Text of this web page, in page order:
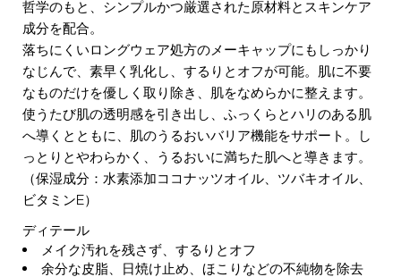
哲学のもと、シンプルかつ厳選された原材料とスキンケア
成分を配合。
落ちにくいロングウェア処方のメーキャップにもしっかり
なじんで、素早く乳化し、するりとオフが可能。肌に不要
なものだけを優しく取り除き、肌をなめらかに整えます。
使うたび肌の透明感を引き出し、ふっくらとハリのある肌
へ導くとともに、肌のうるおいバリア機能をサポート。し
っとりとやわらかく、うるおいに満ちた肌へと導きます。
（保湿成分：水素添加ココナッツオイル、ツバキオイル、
ビタミンE）
ディテール
メイク汚れを残さず、するりとオフ
余分な皮脂、日焼け止め、ほこりなどの不純物を除去